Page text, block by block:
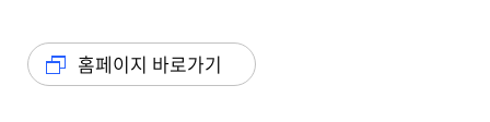
홈페이지 바로가기